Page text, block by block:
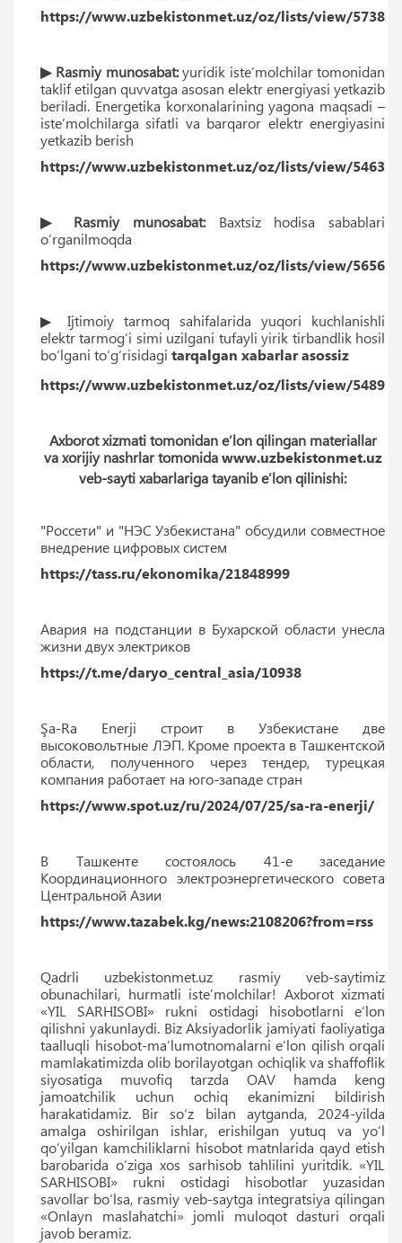
https://www.uzbekistonmet.uz/oz/lists/view/5738
▶ Rasmiy munosabat:yuridik iste’molchilar tomonidan
taklif etilgan quvvatga asosan elektr energiyasi yetkazib
beriladi. Energetika korxonalarining yagona maqsadi –
iste’molchilarga sifatli va barqaror elektr energiyasini
yetkazib berish
https://www.uzbekistonmet.uz/oz/lists/view/5463
▶ Rasmiy munosabat: Baxtsiz hodisa sabablari
o‘rganilmoqda
https://www.uzbekistonmet.uz/oz/lists/view/5656
▶ Ijtimoiy tarmoq sahifalarida yuqori kuchlanishli
elektr tarmog‘i simi uzilgani tufayli yirik tirbandlik hosil
bo‘lgani to‘g‘risidagi tarqalgan xabarlar asossiz
https://www.uzbekistonmet.uz/oz/lists/view/5489
Axborot xizmati tomonidan e’lon qilingan materiallar
va xorijiy nashrlar tomonidawww.uzbekistonmet.uz
veb-sayti xabarlariga tayanib e’lon qilinishi:
"Россети" и "НЭС Узбекистана" обсудили совместное
внедрение цифровых систем
https://tass.ru/ekonomika/21848999
Авария на подстанции в Бухарской области унесла
жизни двух электриков
https://t.me/daryo_central_asia/10938
Şa-Ra Enerji строит в Узбекистане две
высоковольтные ЛЭП. Кроме проекта в Ташкентской
области, полученного через тендер, турецкая
компания работает на юго-западе стран
https://www.spot.uz/ru/2024/07/25/sa-ra-enerji/
В Ташкенте состоялось 41-е заседание
Координационного электроэнергетического совета
Центральной Азии
https://www.tazabek.kg/news:2108206?from=rss
Qadrli uzbekistonmet.uz rasmiy veb-saytimiz
obunachilari, hurmatli isteʼmolchilar! Axborot xizmati
«YIL SARHISOBI» rukni ostidagi hisobotlarni eʼlon
qilishni yakunlaydi. Biz Aksiyadorlik jamiyati faoliyatiga
taalluqli hisobot-ma’lumotnomalarni e’lon qilish orqali
mamlakatimizda olib borilayotgan ochiqlik va shaffoflik
siyosatiga muvofiq tarzda OAV hamda keng
jamoatchilik uchun ochiq ekanimizni bildirish
harakatidamiz. Bir so‘z bilan aytganda, 2024-yilda
amalga oshirilgan ishlar, erishilgan yutuq va yo‘l
qo‘yilgan kamchiliklarni hisobot matnlarida qayd etish
barobarida o‘ziga xos sarhisob tahlilini yuritdik. «YIL
SARHISOBI» rukni ostidagi hisobotlar yuzasidan
savollar bo‘lsa, rasmiy veb-saytga integratsiya qilingan
«Onlayn maslahatchi» jomli muloqot dasturi orqali
javob beramiz.